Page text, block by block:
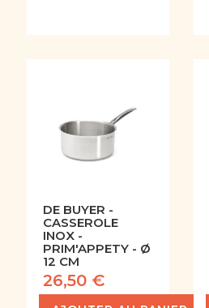
DE BUYER -
CASSEROLE
INOX -
PRIM'APPETY - Ø
12 CM
26,50 €